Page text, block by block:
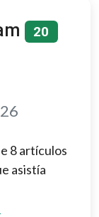
20
8 artículos
asistía